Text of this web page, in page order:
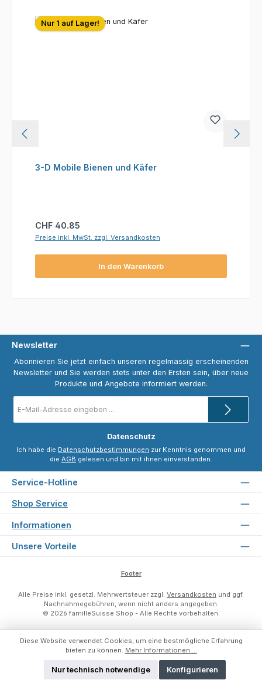
Nur 1 auf Lager!
3-D Mobile Bienen und Käfer
Regulärer Preis:
CHF 40.85
Preise inkl. MwSt. zzgl. Versandkosten
In den Warenkorb
Newsletter
Abonnieren Sie jetzt einfach unseren regelmässig erscheinenden
Newsletter und Sie werden stets unter den Ersten sein, über neue
Produkte und Angebote informiert werden.
Mail-
Datenschutz
Ich habe die Datenschutzbestimmungen zur Kenntnis genommen und
die AGB gelesen und bin mit ihnen einverstanden.
Service-Hotline
Shop Service
Informationen
Unsere Vorteile
Footer
Alle Preise inkl. gesetzl. Mehrwertsteuer zzgl. Versandkosten und ggf.
Nachnahmegebühren, wenn nicht anders angegeben.
© 2026 familleSuisse Shop - Alle Rechte vorbehalten.
Diese Website verwendet Cookies, um eine bestmögliche Erfahrung
bieten zu können. Mehr Informationen ...
Nur technisch notwendige Konfigurieren